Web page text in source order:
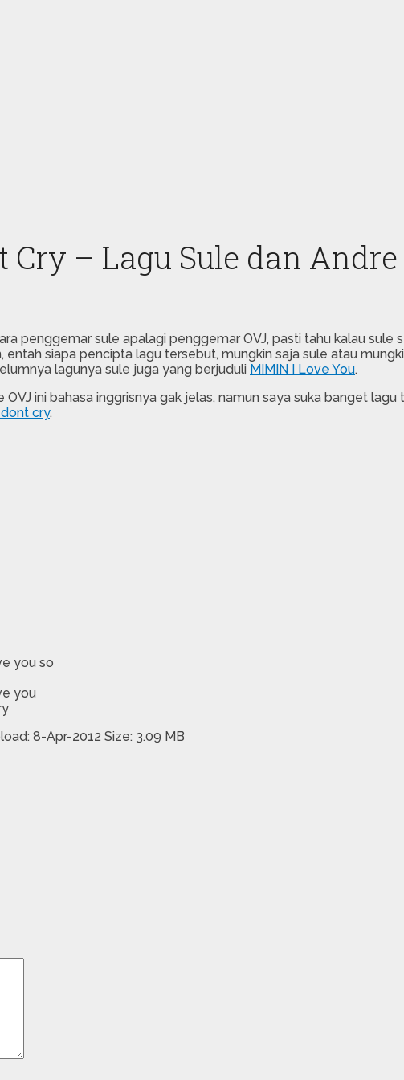
Cry – Lagu Sule dan Andre
penggemar sule apalagi penggemar OVJ, pasti tahu kalau sule
entah siapa pencipta lagu tersebut, mungkin saja sule atau
lagunya sule juga yang berjuduli MIMIN I Love You.
ini bahasa inggrisnya gak jelas, namun saya suka banget
cry.
you so
you
8-Apr-2012 Size: 3.09 MB